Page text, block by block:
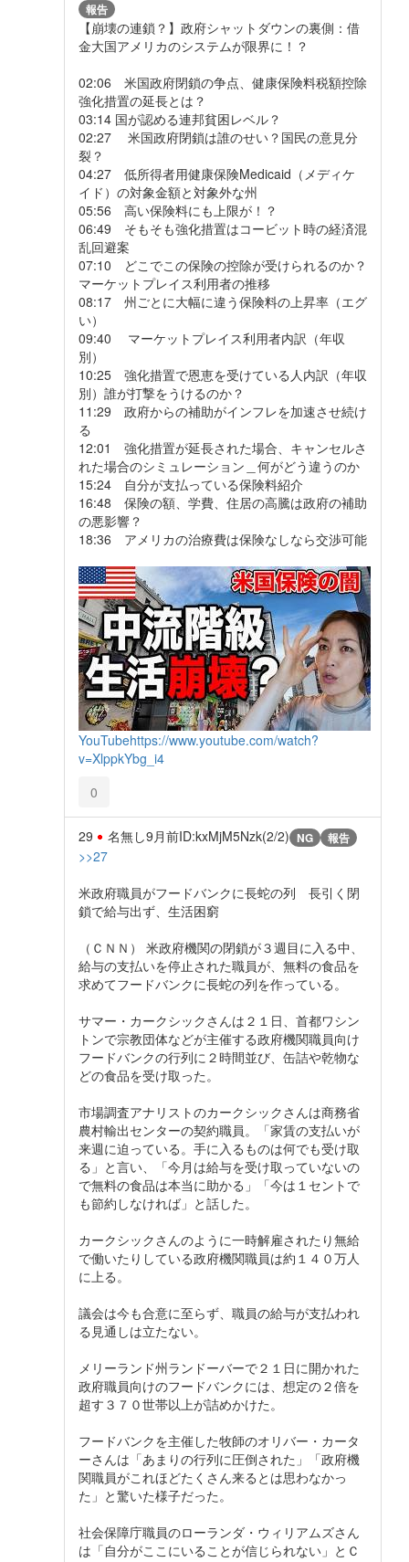
報告
【崩壊の連鎖？】政府シャットダウンの裏側：借
金大国アメリカのシステムが限界に！？
02:06 米国政府閉鎖の争点、健康保険料税額控除
強化措置の延長とは？
03:14 国が認める連邦貧困レベル？
02:27 米国政府閉鎖は誰のせい？国民の意見分
裂？
04:27 低所得者用健康保険Medicaid（メディケ
イド）の対象金額と対象外な州
05:56 高い保険料にも上限が！？
06:49 そもそも強化措置はコービット時の経済混
乱回避案
07:10 どこでこの保険の控除が受けられるのか？
マーケットプレイス利用者の推移
08:17 州ごとに大幅に違う保険料の上昇率（エグ
い）
09:40 マーケットプレイス利用者内訳（年収
別）
10:25 強化措置で恩恵を受けている人内訳（年収
別）誰が打撃をうけるのか？
11:29 政府からの補助がインフレを加速させ続け
る
12:01 強化措置が延長された場合、キャンセルさ
れた場合のシミュレーション＿何がどう違うのか
15:24 自分が支払っている保険料紹介
16:48 保険の額、学費、住居の高騰は政府の補助
の悪影響？
18:36 アメリカの治療費は保険なしなら交渉可能
YouTubehttps://www.youtube.com/watch?
v=XlppkYbg_i4
0
29 名無し9月前ID:kxMjM5Nzk(2/2) NG 報告
>>27
米政府職員がフードバンクに長蛇の列 長引く閉
鎖で給与出ず、生活困窮
（ＣＮＮ） 米政府機関の閉鎖が３週目に入る中、
給与の支払いを停止された職員が、無料の食品を
求めてフードバンクに長蛇の列を作っている。
サマー・カークシックさんは２１日、首都ワシン
トンで宗教団体などが主催する政府機関職員向け
フードバンクの行列に２時間並び、缶詰や乾物な
どの食品を受け取った。
市場調査アナリストのカークシックさんは商務省
農村輸出センターの契約職員。「家賃の支払いが
来週に迫っている。手に入るものは何でも受け取
る」と言い、「今月は給与を受け取っていないの
で無料の食品は本当に助かる」「今は１セントで
も節約しなければ」と話した。
カークシックさんのように一時解雇されたり無給
で働いたりしている政府機関職員は約１４０万人
に上る。
議会は今も合意に至らず、職員の給与が支払われ
る見通しは立たない。
メリーランド州ランドーバーで２１日に開かれた
政府職員向けのフードバンクには、想定の２倍を
超す３７０世帯以上が詰めかけた。
フードバンクを主催した牧師のオリバー・カータ
ーさんは「あまりの行列に圧倒された」「政府機
関職員がこれほどたくさん来るとは思わなかっ
た」と驚いた様子だった。
社会保障庁職員のローランダ・ウィリアムズさん
は「自分がここにいることが信じられない」とＣ